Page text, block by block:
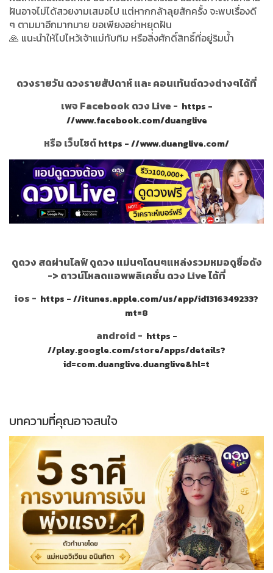
ฝันอาจไม่ได้สวยงามเสมอไป แต่หากกล้าลุยสักครั้ง จะพบเรื่องดี
ๆ ตามมาอีกมากมาย ขอเพียงอย่าหยุดฝัน
🙏 แนะนำให้ไปไหว้เจ้าแม่ทับทิม หรือสิ่งศักดิ์สิทธิ์ที่อยู่ริมน้ำ
ดวงรายวัน ดวงรายสัปดาห์ และ คอนเท้นต์ดวงต่างๆได้ที่
เพจ Facebook ดวง Live - https -
//www.facebook.com/duanglive
หรือ เว็บไซต์https - //www.duanglive.com/
ดูดวง สดผ่านไลฟ์ ดูดวง แม่นๆโดนๆแหล่งรวมหมอดูชื่อดัง
-> ดาวน์โหลดแอพพลิเคชั่น ดวง Live ได้ที่
ios - https - //itunes.apple.com/us/app/id1316349233?
mt=8
android - https -
//play.google.com/store/apps/details?
id=com.duanglive.duanglive&hl=t
บทความที่คุณอาจสนใจ